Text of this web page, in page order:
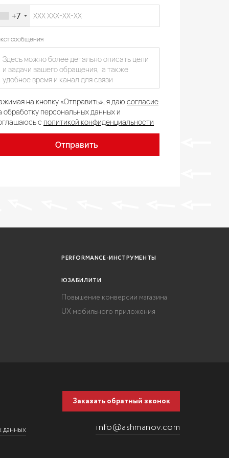
+7
сообщения
на кнопку «Отправить», я даю согласие
обработку персональных данных и
с политикой конфиденциальности
Отправить
PERFORMANCE-ИНСТРУМЕНТЫ
ЮЗАБИЛИТИ
Повышение конверсии магазина
UX мобильного приложения
данных
Заказать обратный звонок
info@ashmanov.com